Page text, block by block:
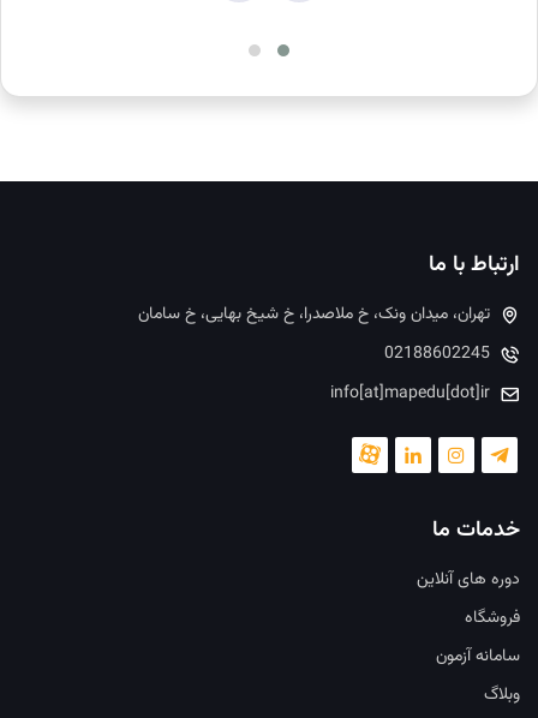
ارتباط با ما
تهران، میدان ونک، خ ملاصدرا، خ شیخ بهایی، خ سامان
02188602245
info[at]mapedu[dot]ir
خدمات ما
دوره های آنلاین
فروشگاه
سامانه آزمون
وبلاگ